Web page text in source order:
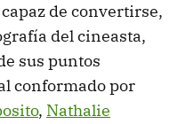
de convertirse,
del cineasta,
sus puntos
conformado por
, Nathalie